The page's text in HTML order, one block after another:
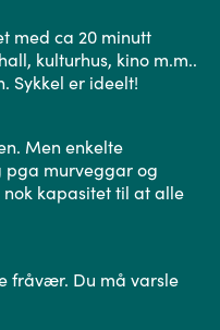
med ca 20 minutt
kulturhus, kino m.m..
Sykkel er ideelt!
Men enkelte
pga murveggar og
kapasitet til at alle
fråvær. Du må varsle